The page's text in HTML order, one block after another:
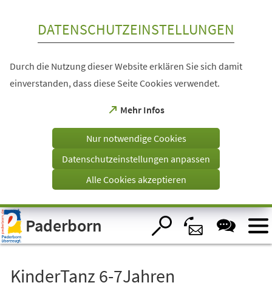
Visuelle
Assistenzsoftware
öffnen.
DATENSCHUTZEINSTELLUNGEN
Durch die Nutzung dieser Website erklären Sie sich damit
einverstanden, dass diese Seite Cookies verwendet.
Mehr Infos
(Öffnet
einem
Tab)
Nur notwendige Cookies
Datenschutzeinstellungen anpassen
Alle Cookies akzeptieren
Paderborn
KinderTanz 6-7Jahren